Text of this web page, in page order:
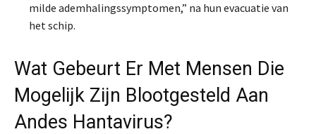
milde ademhalingssymptomen,” na hun evacuatie van
het schip.
Wat Gebeurt Er Met Mensen Die
Mogelijk Zijn Blootgesteld Aan
Andes Hantavirus?